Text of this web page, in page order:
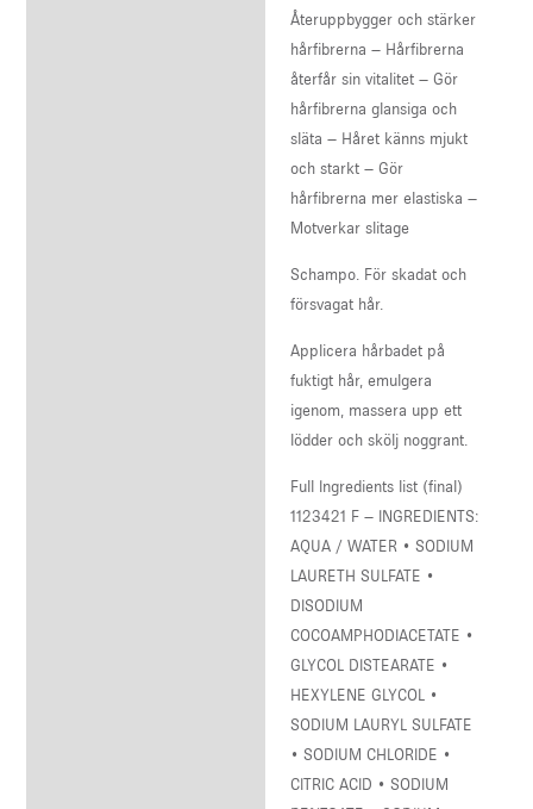
Återuppbygger och stärker
hårfibrerna – Hårfibrerna
återfår sin vitalitet – Gör
hårfibrerna glansiga och
släta – Håret känns mjukt
och starkt – Gör
hårfibrerna mer elastiska –
Motverkar slitage
Schampo. För skadat och
försvagat hår.
Applicera hårbadet på
fuktigt hår, emulgera
igenom, massera upp ett
lödder och skölj noggrant.
Full Ingredients list (final)
1123421 F – INGREDIENTS:
AQUA / WATER • SODIUM
LAURETH SULFATE •
DISODIUM
COCOAMPHODIACETATE •
GLYCOL DISTEARATE •
HEXYLENE GLYCOL •
SODIUM LAURYL SULFATE
• SODIUM CHLORIDE •
CITRIC ACID • SODIUM